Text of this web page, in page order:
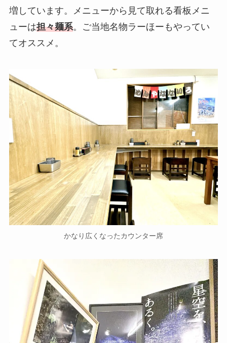
増しています。メニューから見て取れる看板メニ
ューは担々麺系。ご当地名物ラーほーもやってい
てオススメ。
かなり広くなったカウンター席